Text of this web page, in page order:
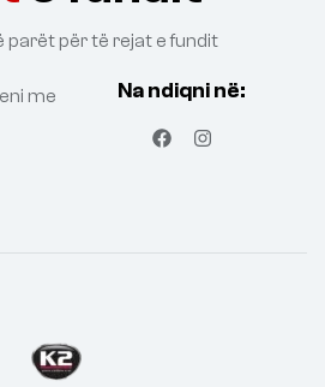
parët për të rejat e fundit
me
Na ndiqni në: